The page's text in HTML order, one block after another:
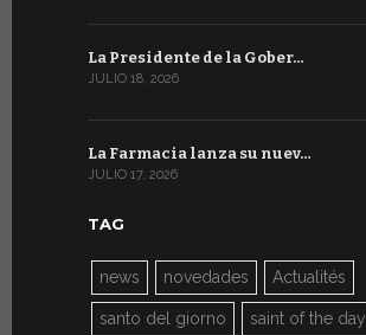
La Presidente de la Gober…
JULIO 18, 2026
La Farmacia lanza su nuev…
JULIO 17, 2026
TAG
news novedades Actualités
santo del giorno saint of the day